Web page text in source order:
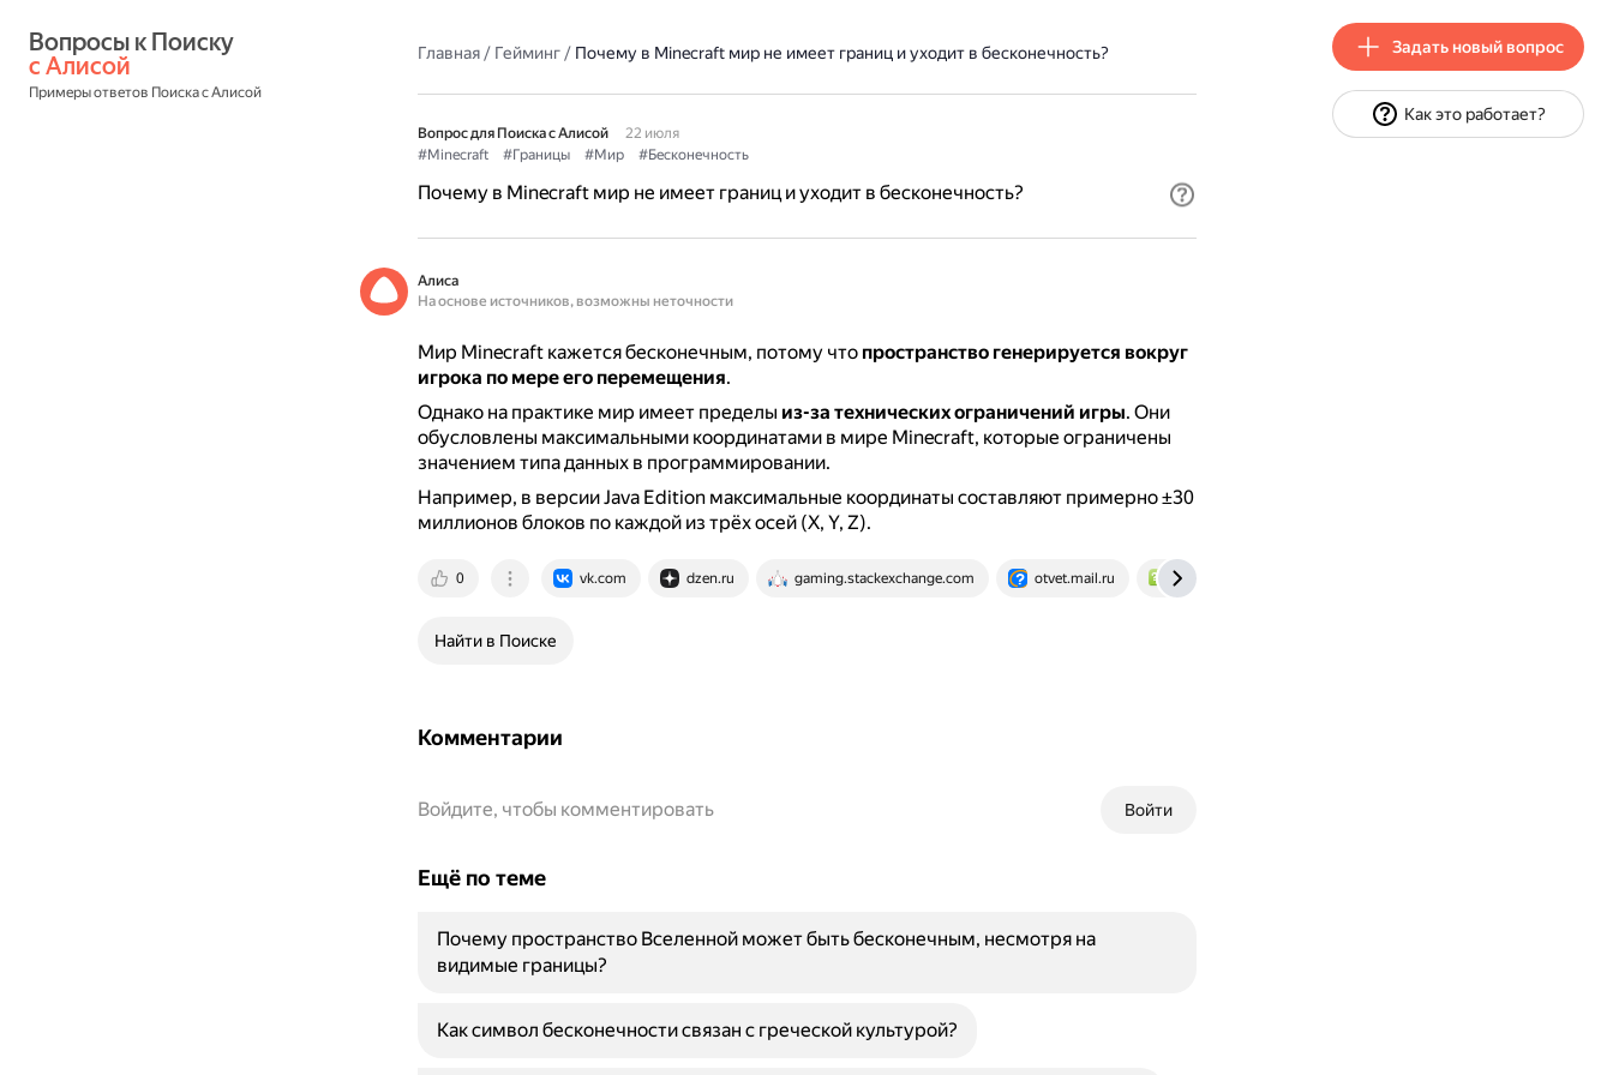
с Алисой
Примеры ответов Поиска с Алисой
Главная/ Гейминг/ Почему в Minecraft мир не имеет границ и уходит в бесконечность?
Вопрос для Поиска с Алисой
22 июля
#Minecraft
#Границы #Мир #Бесконечность
Почему в Minecraft мир не имеет границ и уходит в бесконечность?
Алиса
На основе источников, возможны неточности
Мир Minecraft кажется бесконечным, потому что пространство генерируется вокруг
игрока по мере его перемещения.
Однако на практике мир имеет пределы из-за технических ограничений игры. Они
обусловлены максимальными координатами в мире Minecraft, которые ограничены
значением типа данных в программировании.
Например, в версии Java Edition максимальные координаты составляют примерно ±30
миллионов блоков по каждой из трёх осей (X, Y, Z).
0 vk.com dzen.ru gaming.stackexchange.com otvet.mail.ru www.bolshoyvopros.ru
Найти в Поиске
Комментарии
Войти
Войдите, чтобы комментировать
Ещё по теме
Почему пространство Вселенной может быть бесконечным, несмотря на
видимые границы?
Как символ бесконечности связан с греческой культурой?
Задать новый вопрос
Как это работает?